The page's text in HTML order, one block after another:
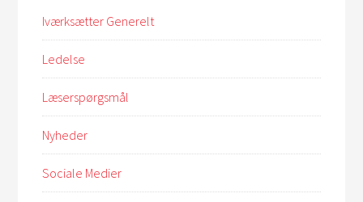
Iværksætter Generelt
Ledelse
Læserspørgsmål
Nyheder
Sociale Medier